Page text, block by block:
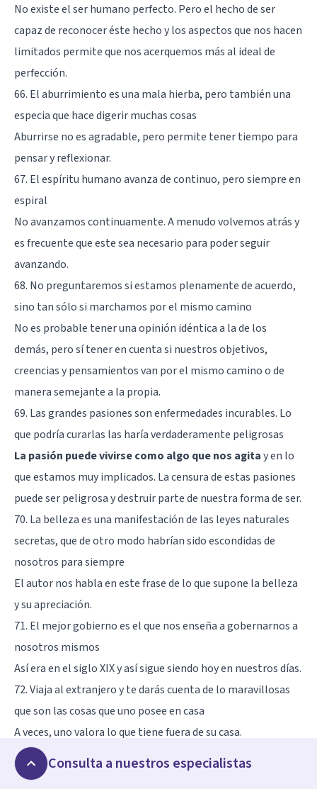
No existe el ser humano perfecto. Pero el hecho de ser
capaz de reconocer éste hecho y los aspectos que nos hacen
limitados permite que nos acerquemos más al ideal de
perfección.
66. El aburrimiento es una mala hierba, pero también una
especia que hace digerir muchas cosas
Aburrirse no es agradable, pero permite tener tiempo para
pensar y reflexionar.
67. El espíritu humano avanza de continuo, pero siempre en
espiral
No avanzamos continuamente. A menudo volvemos atrás y
es frecuente que este sea necesario para poder seguir
avanzando.
68. No preguntaremos si estamos plenamente de acuerdo,
sino tan sólo si marchamos por el mismo camino
No es probable tener una opinión idéntica a la de los
demás, pero sí tener en cuenta si nuestros objetivos,
creencias y pensamientos van por el mismo camino o de
manera semejante a la propia.
69. Las grandes pasiones son enfermedades incurables. Lo
que podría curarlas las haría verdaderamente peligrosas
La pasión puede vivirse como algo que nos agitay en lo
que estamos muy implicados. La censura de estas pasiones
puede ser peligrosa y destruir parte de nuestra forma de ser.
70. La belleza es una manifestación de las leyes naturales
secretas, que de otro modo habrían sido escondidas de
nosotros para siempre
El autor nos habla en este frase de lo que supone la belleza
y su apreciación.
71. El mejor gobierno es el que nos enseña a gobernarnos a
nosotros mismos
Así era en el siglo XIX y así sigue siendo hoy en nuestros días.
72. Viaja al extranjero y te darás cuenta de lo maravillosas
que son las cosas que uno posee en casa
A veces, uno valora lo que tiene fuera de su casa.
73. Algunos defectos son necesarios para la existencia de la
individualidad
Consulta a nuestros especialistas